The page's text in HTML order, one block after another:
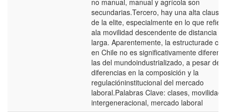
no manual, manual y agrícola son
secundarias.Tercero, hay una alta
de la elite, especialmente en lo que
ala movilidad descendente de distancia
larga. Aparentemente, la estructurade
en Chile no es significativamente
las del mundoindustrializado, a pesar de
diferencias en la composición y la
regulacióninstitucional del mercado
laboral.Palabras Clave: clases, movilidad
intergeneracional, mercado laboral